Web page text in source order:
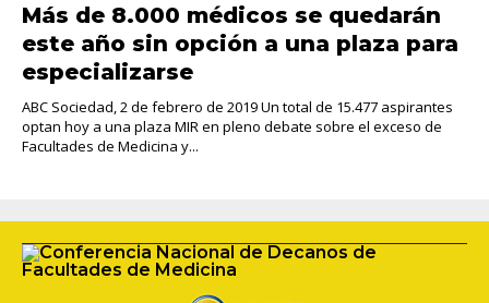
Más de 8.000 médicos se quedarán
este año sin opción a una plaza para
especializarse
ABC Sociedad, 2 de febrero de 2019 Un total de 15.477 aspirantes
optan hoy a una plaza MIR en pleno debate sobre el exceso de
Facultades de Medicina y...